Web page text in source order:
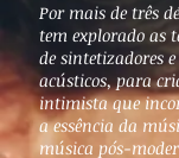
Por mais de três
tem explorado as
de sintetizadores
acústicos, para
intimista que
a essência da
música pós-